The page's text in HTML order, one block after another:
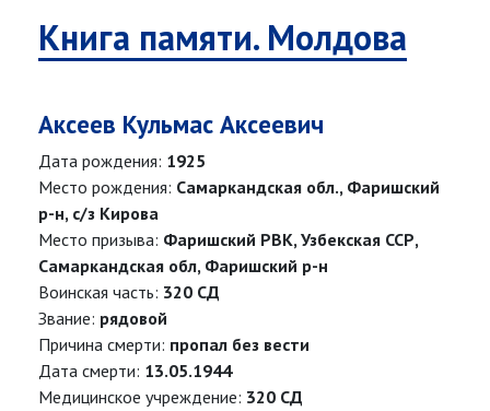
Книга памяти. Молдова
Аксеев Кульмас Аксеевич
Дата рождения: 1925
Место рождения: Самаркандская обл., Фаришский
р-н, с/з Кирова
Место призыва: Фаришский РВК, Узбекская ССР,
Самаркандская обл, Фаришский р-н
Воинская часть: 320 СД
Звание: рядовой
Причина смерти: пропал без вести
Дата смерти: 13.05.1944
Медицинское учреждение: 320 СД